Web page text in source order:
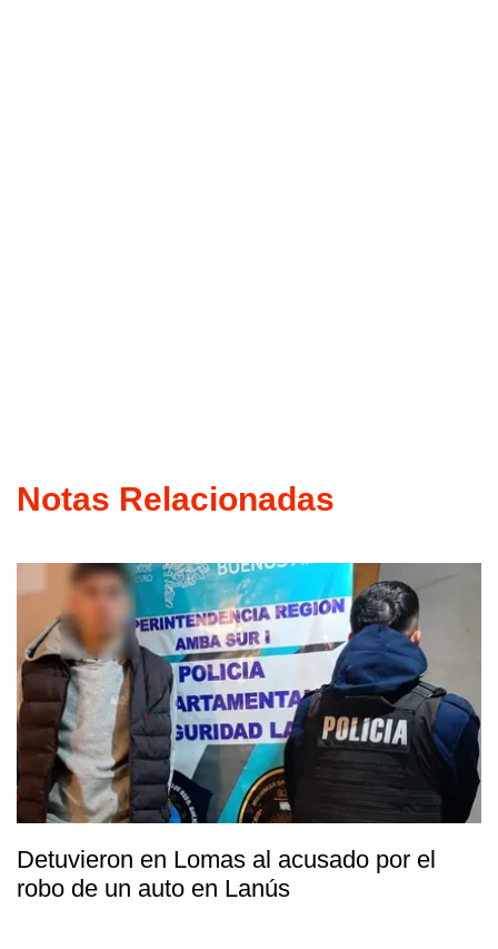
Notas Relacionadas
Detuvieron en Lomas al acusado por el
robo de un auto en Lanús